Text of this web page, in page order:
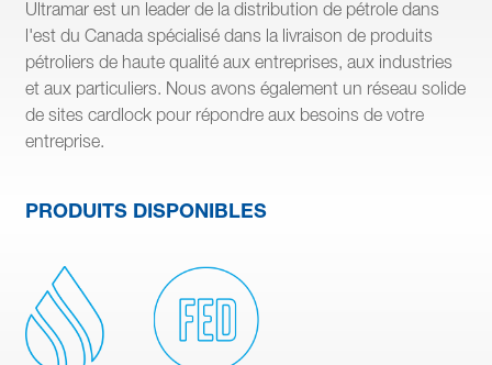
Ultramar est un leader de la distribution de pétrole dans
l'est du Canada spécialisé dans la livraison de produits
pétroliers de haute qualité aux entreprises, aux industries
et aux particuliers. Nous avons également un réseau solide
de sites cardlock pour répondre aux besoins de votre
entreprise.
PRODUITS DISPONIBLES